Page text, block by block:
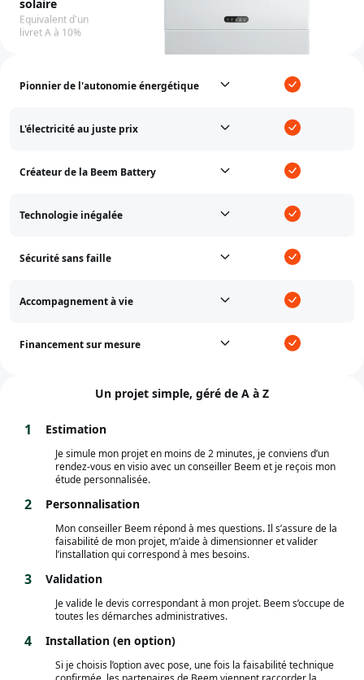
solaire
Equivalent d'un
livret A à 10%
Pionnier de l'autonomie énergétique
L'électricité au juste prix
Créateur de la Beem Battery
Technologie inégalée
Sécurité sans faille
Accompagnement à vie
Financement sur mesure
Un projet simple, géré de A à Z
1 Estimation
Je simule mon projet en moins de 2 minutes, je conviens d’un
rendez-vous en visio avec un conseiller Beem et je reçois mon
étude personnalisée.
2 Personnalisation
Mon conseiller Beem répond à mes questions. Il s’assure de la
faisabilité de mon projet, m’aide à dimensionner et valider
l’installation qui correspond à mes besoins.
3 Validation
Je valide le devis correspondant à mon projet. Beem s’occupe de
toutes les démarches administratives.
4 Installation (en option)
Si je choisis l’option avec pose, une fois la faisabilité technique